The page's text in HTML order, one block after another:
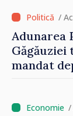
perioada
publicat
/
Adunarea
Găgăuziei
mandat
/